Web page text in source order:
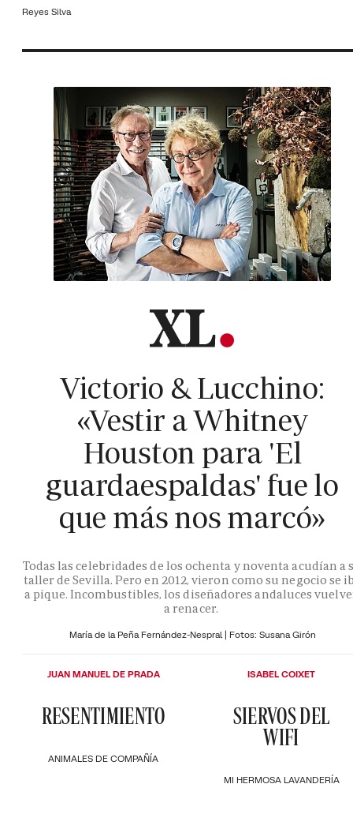
Reyes Silva
Victorio & Lucchino:
«Vestir a Whitney
Houston para 'El
guardaespaldas' fue lo
que más nos marcó»
Todas las celebridades de los ochenta y noventa acudían a
taller de Sevilla. Pero en 2012, vieron como su negocio se
a pique. Incombustibles, los diseñadores andaluces
a renacer.
María de la Peña Fernández-Nespral | Fotos: Susana Girón
ANIMALES DE COMPAÑÍA
RESENTIMIENTO
JUAN MANUEL DE PRADA
MI HERMOSA LAVANDERÍA
SIERVOS DEL
WIFI
ISABEL COIXET